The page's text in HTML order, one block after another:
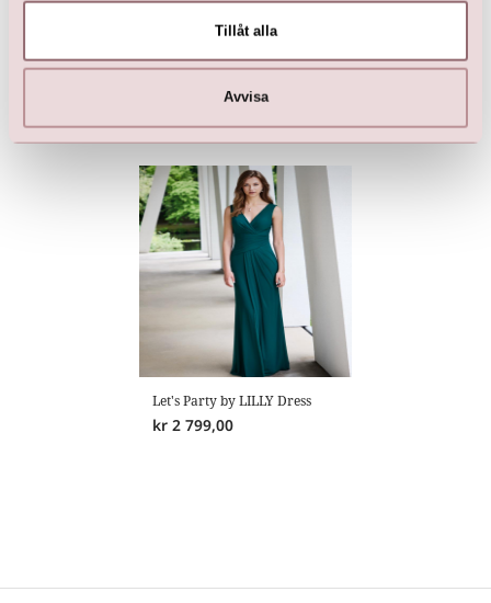
Tillåt alla
Avvisa
kr 2 699,00
Lilly Crunchy Tyllklänning
Fickor (rosa)
Let's Party by LILLY Dress
kr 2 799,00